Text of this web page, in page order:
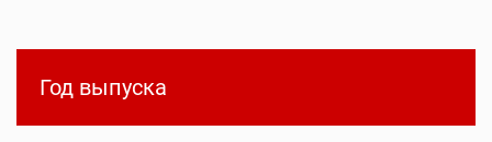
Год выпуска